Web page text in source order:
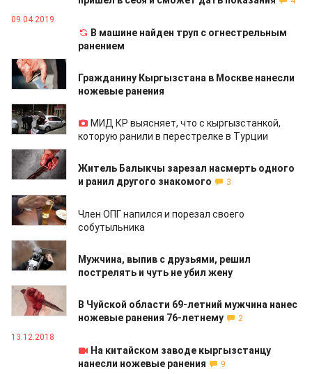
09.04.2019
В машине найден труп с огнестрельным
ранением
07.04.2019
Гражданину Кыргызстана в Москве нанесли
ножевые ранения
18.03.2019
МИД КР выясняет, что с кыргызстанкой,
которую ранили в перестрелке в Турции
06.03.2019
Житель Балыкчы зарезал насмерть одного
и ранил другого знакомого
3
06.02.2019
Член ОПГ напился и порезал своего
собутыльника
27.12.2018
Мужчина, выпив с друзьями, решил
пострелять и чуть не убил жену
18.12.2018
В Чуйской области 69-летний мужчина нанес
ножевые ранения 76-летнему
2
13.12.2018
На китайском заводе кыргызстанцу
нанесли ножевые ранения
9